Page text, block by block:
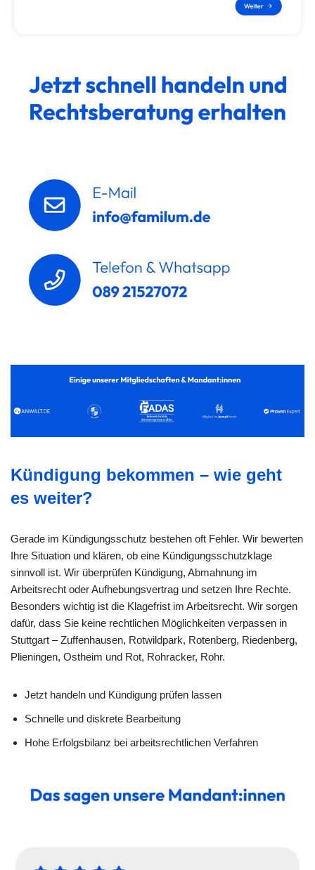
Kündigung bekommen – wie geht
es weiter?
Gerade im Kündigungsschutz bestehen oft Fehler. Wir bewerten
Ihre Situation und klären, ob eine Kündigungsschutzklage
sinnvoll ist. Wir überprüfen Kündigung, Abmahnung im
Arbeitsrecht oder Aufhebungsvertrag und setzen Ihre Rechte.
Besonders wichtig ist die Klagefrist im Arbeitsrecht. Wir sorgen
dafür, dass Sie keine rechtlichen Möglichkeiten verpassen in
Stuttgart – Zuffenhausen, Rotwildpark, Rotenberg, Riedenberg,
Plieningen, Ostheim und Rot, Rohracker, Rohr.
Jetzt handeln und Kündigung prüfen lassen
Schnelle und diskrete Bearbeitung
Hohe Erfolgsbilanz bei arbeitsrechtlichen Verfahren